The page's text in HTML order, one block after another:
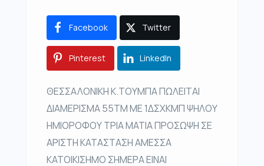
Facebook Twitter
Pinterest LinkedIn
ΘΕΣΣΑΛΟΝΙΚΗ Κ.ΤΟΥΜΠΑ ΠΩΛΕΙΤΑΙ
ΔΙΑΜΕΡΙΣΜΑ 55ΤΜ ΜΕ 1ΔΣΧΚΜΠ ΨΗΛΟΥ
ΗΜΙΟΡΟΦΟΥ ΤΡΙΑ ΜΑΤΙΑ ΠΡΟΣΩΨΗ ΣΕ
ΑΡΙΣΤΗ ΚΑΤΑΣΤΑΣΗ ΑΜΕΣΣΑ
ΚΑΤΟΙΚΙΣΗΜΟ ΣΗΜΕΡΑ ΕΙΝΑΙ